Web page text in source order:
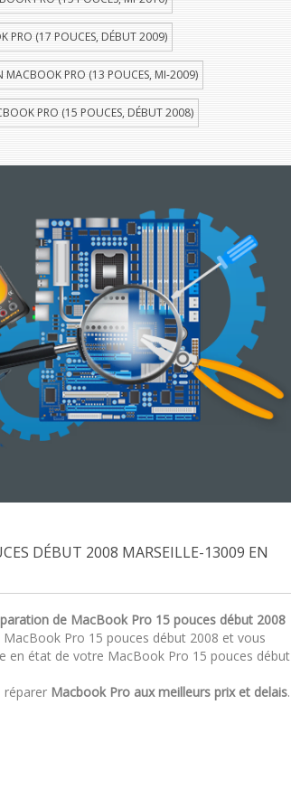
PRO (17 POUCES, DÉBUT 2009)
MACBOOK PRO (13 POUCES, MI-2009)
PRO (15 POUCES, DÉBUT 2008)
DÉBUT 2008 MARSEILLE-13009 EN
de MacBook Pro 15 pouces début 2008
Pro 15 pouces début 2008 et vous
en état de votre MacBook Pro 15 pouces début
réparer Macbook Pro aux meilleurs prix et delais.